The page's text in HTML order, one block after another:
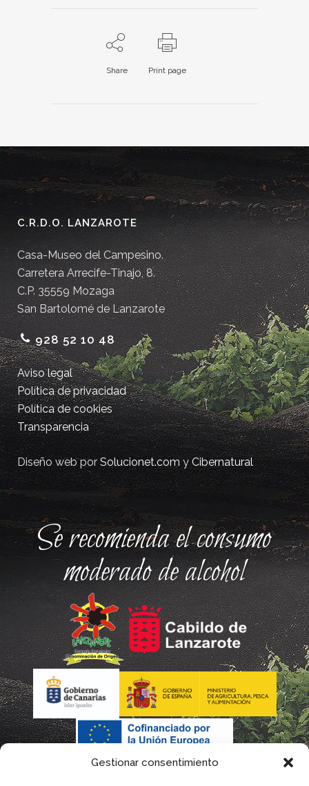
Gestionar consentimiento
Share Print page
C.R.D.O. LANZAROTE
Casa-Museo del Campesino.
Carretera Arrecife-Tinajo, 8.
C.P. 35559 Mozaga
San Bartolomé de Lanzarote
928 52 10 48
Aviso legal
Política de privacidad
Política de cookies
Transparencia
Diseño web porSolucionet.comyCibernatural
Se recomienda el consumo
moderado de alcohol